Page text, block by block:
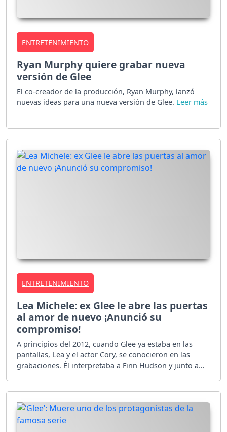
ENTRETENIMIENTO
Ryan Murphy quiere grabar nueva
versión de Glee
El co-creador de la producción, Ryan Murphy, lanzó
nuevas ideas para una nueva versión de Glee.
ENTRETENIMIENTO
Lea Michele: ex Glee le abre las puertas
al amor de nuevo ¡Anunció su
compromiso!
A principios del 2012, cuando Glee ya estaba en las
pantallas, Lea y el actor Cory, se conocieron en las
grabaciones. Él interpretaba a Finn Hudson y junto a